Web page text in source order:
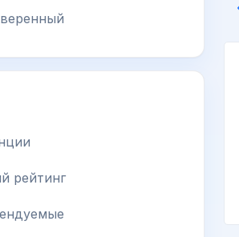
рейтинг